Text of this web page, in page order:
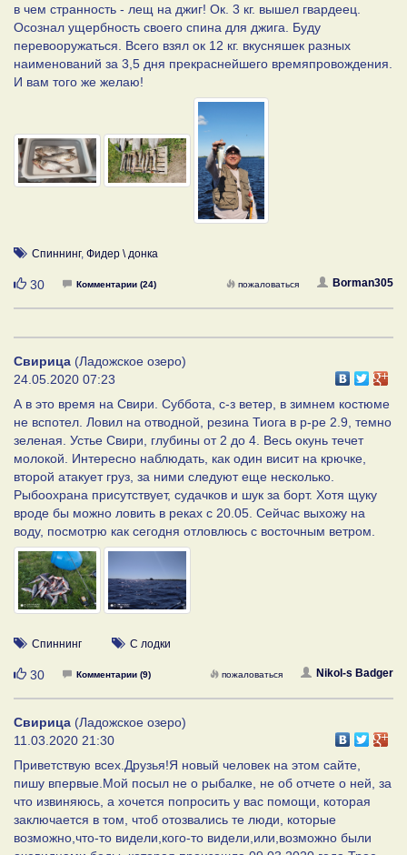
в чем странность - лещ на джиг! Ок. 3 кг. вышел гвардеец.
Осознал ущербность своего спина для джига. Буду
перевооружаться. Всего взял ок 12 кг. вкусняшек разных
наименований за 3,5 дня прекраснейшего времяпровождения.
И вам того же желаю!
Спиннинг, Фидер \ донка
Нравится
30 Комментарии (24) Borman305
пожаловаться
Свирица (Ладожское озеро)
24.05.2020 07:23
А в это время на Свири. Суббота, с-з ветер, в зимнем костюме
не вспотел. Ловил на отводной, резина Тиога в р-ре 2.9, темно
зеленая. Устье Свири, глубины от 2 до 4. Весь окунь течет
молокой. Интересно наблюдать, как один висит на крючке,
второй атакует груз, за ними следуют еще несколько.
Рыбоохрана присутствует, судачков и шук за борт. Хотя щуку
вроде бы можно ловить в реках с 20.05. Сейчас выхожу на
воду, посмотрю как сегодня отловлюсь с восточным ветром.
Спиннинг С лодки
Нравится
30 Комментарии (9) Nikol-s Badger
пожаловаться
Свирица (Ладожское озеро)
11.03.2020 21:30
Приветствую всех.Друзья!Я новый человек на этом сайте,
пишу впервые.Мой посыл не о рыбалке, не об отчете о ней, за
что извиняюсь, а хочется попросить у вас помощи, которая
заключается в том, чтоб отозвались те люди, которые
возможно,что-то видели,кого-то видели,или,возможно были